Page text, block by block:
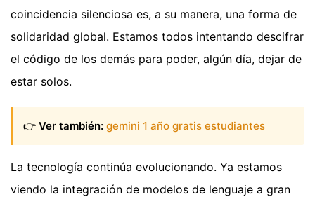
coincidencia silenciosa es, a su manera, una forma de
solidaridad global. Estamos todos intentando descifrar
el código de los demás para poder, algún día, dejar de
estar solos.
👉 Ver también: gemini 1 año gratis estudiantes
La tecnología continúa evolucionando. Ya estamos
viendo la integración de modelos de lenguaje a gran